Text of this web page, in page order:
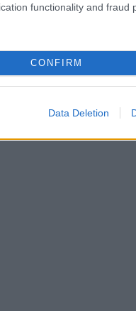
functionality and fraud
CONFIRM
Data Deletion